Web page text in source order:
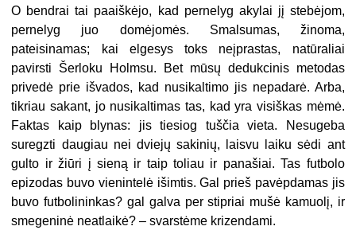
O bendrai tai paaiškėjo, kad pernelyg akylai jį stebėjom,
pernelyg juo domėjomės. Smalsumas, žinoma,
pateisinamas; kai elgesys toks neįprastas, natūraliai
pavirsti Šerloku Holmsu. Bet mūsų dedukcinis metodas
privedė prie išvados, kad nusikaltimo jis nepadarė. Arba,
tikriau sakant, jo nusikaltimas tas, kad yra visiškas mėmė.
Faktas kaip blynas: jis tiesiog tuščia vieta. Nesugeba
suregzti daugiau nei dviejų sakinių, laisvu laiku sėdi ant
gulto ir žiūri į sieną ir taip toliau ir panašiai. Tas futbolo
epizodas buvo vienintelė išimtis. Gal prieš pavėpdamas jis
buvo futbolininkas? gal galva per stipriai mušė kamuolį, ir
smegeninė neatlaikė? – svarstėme krizendami.